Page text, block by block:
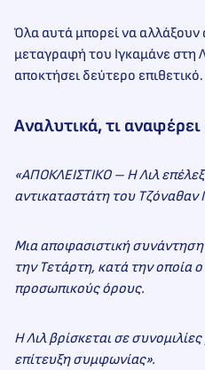
Όλα αυτά μπορεί να αλλάξουν
μεταγραφή του Ιγκαμάνε στη
αποκτήσει δεύτερο επιθετικό.
Αναλυτικά, τι
«ΑΠΟΚΛΕΙΣΤΙΚΟ – Η Λιλ
αντικαταστάτη του Τζόναθαν
Μια αποφασιστική
την Τετάρτη, κατά την οποία
προσωπικούς όρους.
Η Λιλ βρίσκεται σε
επίτευξη συμφωνίας».